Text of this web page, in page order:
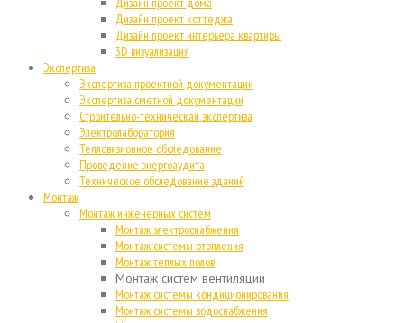
Дизайн проект коттеджа
Дизайн проект интерьера квартиры
3D визуализация
Экспертиза
Экспертиза проектной документации
Экспертиза сметной документации
Строительно-техническая экспертиза
Электролаборатория
Тепловизионное обследование
Проведение энергоаудита
Техническое обследование зданий
Монтаж
Монтаж инженерных систем
Монтаж электроснабжения
Монтаж системы отопления
Монтаж теплых полов
Монтаж систем вентиляции
Монтаж системы кондиционирования
Монтаж системы водоснабжения